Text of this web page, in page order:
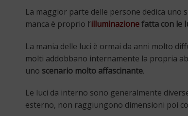
La maggior parte delle persone dedica uno
manca è proprio l’illuminazionefatta con le
La mania delle luci è ormai da anni molto
molti addobbano internamente la propria
uno scenario molto affascinante.
Le luci da interno sono generalmente
esterno, non raggiungono dimensioni poi